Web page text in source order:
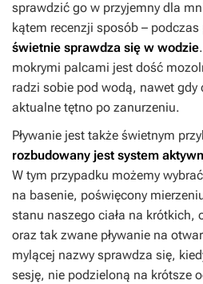
sprawdzić go w przyjemny dla
kątem recenzji sposób – podczas
świetnie sprawdza się w wodzie
mokrymi palcami jest dość
radzi sobie pod wodą, nawet
aktualne tętno po zanurzeniu.
Pływanie jest także świetnym
rozbudowany jest system
W tym przypadku możemy
na basenie, poświęcony
stanu naszego ciała na krótkich,
oraz tak zwane pływanie na
mylącej nazwy sprawdza się,
sesję, nie podzieloną na krótsze